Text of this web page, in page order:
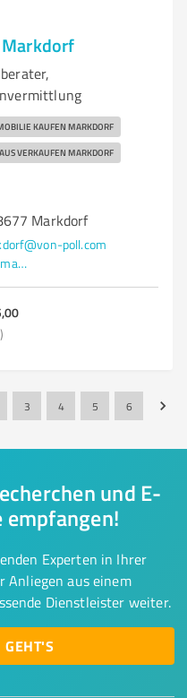
Markdorf
KAUFEN MARKDORF
VERKAUFEN MARKDORF
Markdorf
poll.com
www.von-poll.com/de/immobilienmakler/markdorf
3 4 5 6
und E-
empfangen!
Experten in Ihrer
Anliegen aus einem
Dienstleister weiter.
GEHT'S